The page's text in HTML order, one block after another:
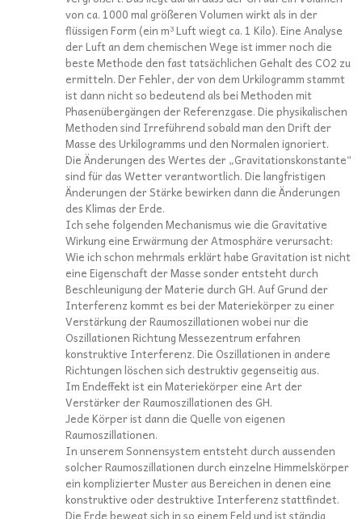
von ca. 1000 mal größeren Volumen wirkt als in der
flüssigen Form (ein m³ Luft wiegt ca. 1 Kilo). Eine Analyse
der Luft an dem chemischen Wege ist immer noch die
beste Methode den fast tatsächlichen Gehalt des CO2 zu
ermitteln. Der Fehler, der von dem Urkilogramm stammt
ist dann nicht so bedeutend als bei Methoden mit
Phasenübergängen der Referenzgase. Die physikalischen
Methoden sind Irreführend sobald man den Drift der
Masse des Urkilogramms und den Normalen ignoriert.
Die Änderungen des Wertes der „Gravitationskonstante“
sind für das Wetter verantwortlich. Die langfristigen
Änderungen der Stärke bewirken dann die Änderungen
des Klimas der Erde.
Ich sehe folgenden Mechanismus wie die Gravitative
Wirkung eine Erwärmung der Atmosphäre verursacht:
Wie ich schon mehrmals erklärt habe Gravitation ist nicht
eine Eigenschaft der Masse sonder entsteht durch
Beschleunigung der Materie durch GH. Auf Grund der
Interferenz kommt es bei der Materiekörper zu einer
Verstärkung der Raumoszillationen wobei nur die
Oszillationen Richtung Messezentrum erfahren
konstruktive Interferenz. Die Oszillationen in andere
Richtungen löschen sich destruktiv gegenseitig aus.
Im Endeffekt ist ein Materiekörper eine Art der
Verstärker der Raumoszillationen des GH.
Jede Körper ist dann die Quelle von eigenen
Raumoszillationen.
In unserem Sonnensystem entsteht durch aussenden
solcher Raumoszillationen durch einzelne Himmelskörper
ein komplizierter Muster aus Bereichen in denen eine
konstruktive oder destruktive Interferenz stattfindet.
Die Erde bewegt sich in so einem Feld und ist ständig